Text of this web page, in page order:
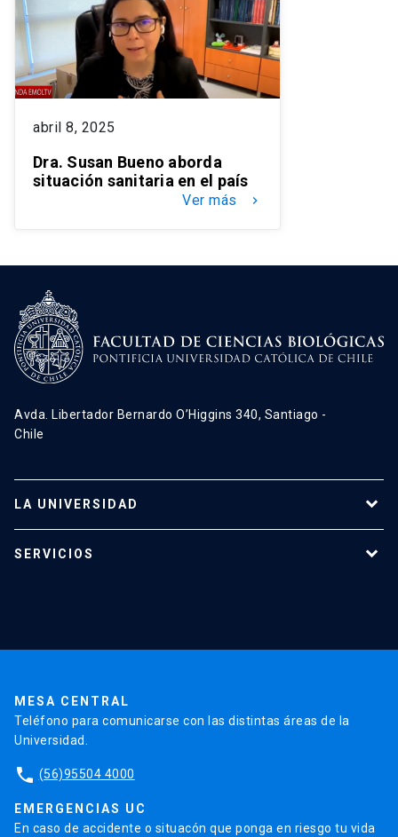
abril 8, 2025
Dra. Susan Bueno aborda
situación sanitaria en el país
Ver más keyboard_arrow_right
Avda. Libertador Bernardo O’Higgins 340, Santiago -
Chile
LA UNIVERSIDAD
Investigación
SERVICIOS
MESA CENTRAL
Teléfono para comunicarse con las distintas áreas de la
Universidad.
phone (56)95504 4000
EMERGENCIAS UC
En caso de accidente o situacón que ponga en riesgo tu vida